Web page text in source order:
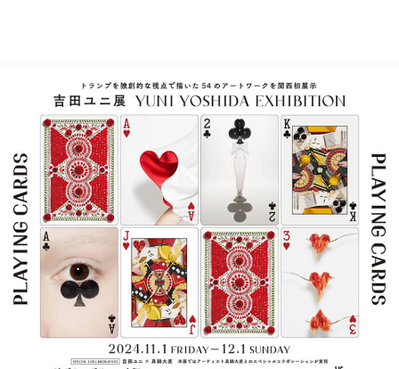
CONTACT お問合せ
POLICY COMPANY